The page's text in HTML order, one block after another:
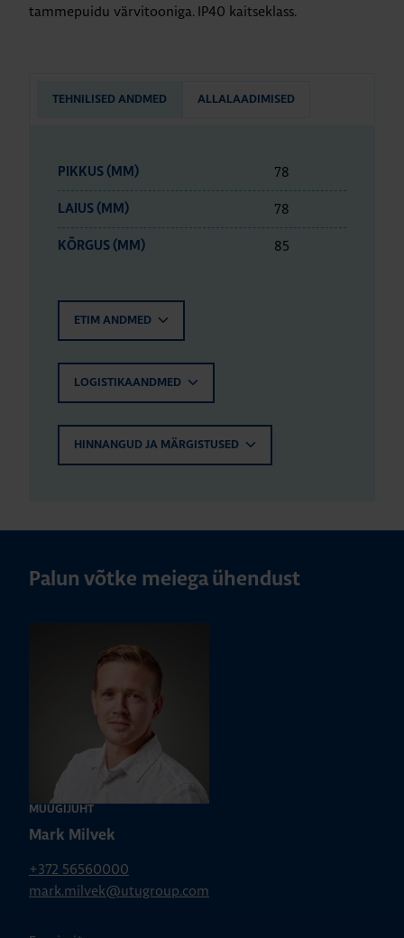
tammepuidu värvitooniga. IP40 kaitseklass.
TEHNILISED ANDMED ALLALAADIMISED
PIKKUS (MM) 78
LAIUS (MM) 78
KÕRGUS (MM) 85
ETIM ANDMED
LOGISTIKAANDMED
HINNANGUD JA MÄRGISTUSED
Palun võtke meiega ühendust
MÜÜGIJUHT
Mark Milvek
+372 56560000
mark.milvek@utugroup.com